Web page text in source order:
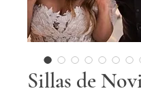
Sillas de